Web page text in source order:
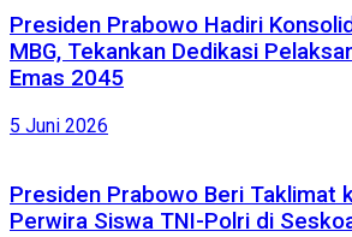
Presiden Prabowo Hadiri
MBG, Tekankan Dedikasi
Emas 2045
5 Juni 2026
Presiden Prabowo Beri Taklimat
Perwira Siswa TNI-Polri di